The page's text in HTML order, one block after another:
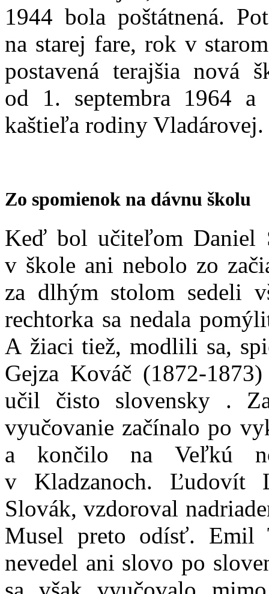
1944 bola poštátnená.
na starej fare, rok v
postavená terajšia nová
od 1. septembra 1964
kaštieľa rodiny Vladárovej.
Zo spomienok na dávnu školu
Keď bol učiteľom Daniel
v škole ani nebolo zo
za dlhým stolom sedeli
rechtorka sa nedala
A žiaci tiež, modlili sa,
Gejza Kováč (1872-
učil čisto slovensky .
vyučovanie začínalo po
a končilo na Veľkú
v Kladzanoch. Ľudovít
Slovák, vzdoroval
Musel preto odísť. Emil
nevedel ani slovo po